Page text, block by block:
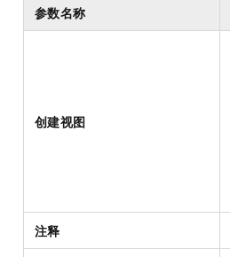
参数名称
创建视图
注释